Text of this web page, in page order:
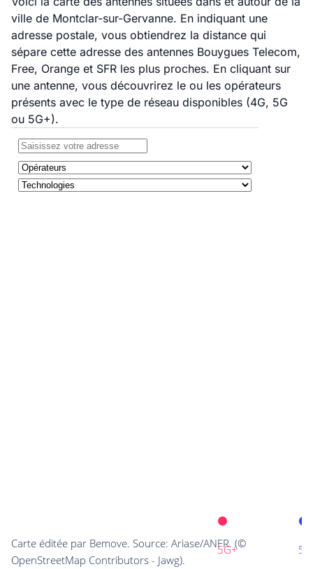
ville de Montclar-sur-Gervanne. En indiquant une
adresse postale, vous obtiendrez la distance qui
sépare cette adresse des antennes Bouygues Telecom,
Free, Orange et SFR les plus proches. En cliquant sur
une antenne, vous découvrirez le ou les opérateurs
présents avec le type de réseau disponibles (4G, 5G
ou 5G+).